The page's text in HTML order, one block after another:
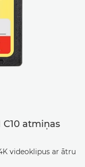
C10 atmiņas
videoklipus ar ātru